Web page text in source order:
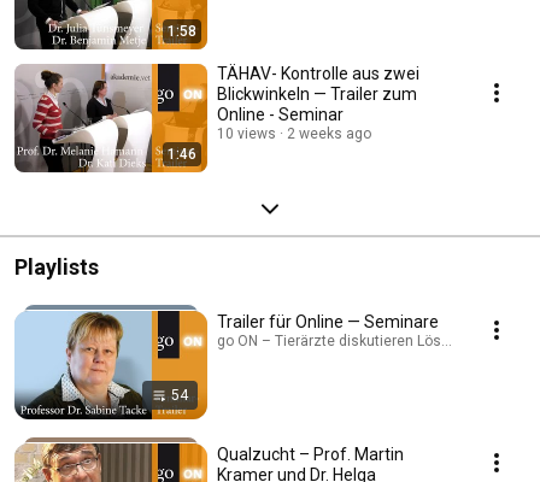
1:58
1:46
TÄHAV- Kontrolle aus zwei
Blickwinkeln — Trailer zum
Online - Seminar
10 views 2 weeks ago
Playlists
54
Trailer für Online — Seminare
go ON – Tierärzte diskutieren Lösungen ·
Qualzucht – Prof. Martin
Kramer und Dr. Helga